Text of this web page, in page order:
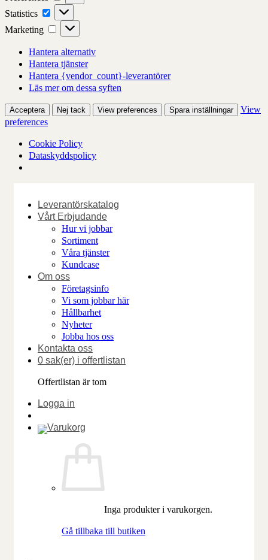
Statistics
Statistics
Marketing
Marketing
Hantera alternativ
Hantera tjänster
Hantera {vendor_count}-leverantörer
Läs mer om dessa syften
Acceptera Nej tack View preferences Spara inställningar
View
preferences
Cookie Policy
Dataskyddspolicy
Leverantörskatalog
Vårt Erbjudande
Hur vi jobbar
Sortiment
Våra tjänster
Kundcase
Om oss
Företagsinfo
Vi som jobbar här
Hållbarhet
Nyheter
Jobba hos oss
Kontakta oss
0 sak(er) i offertlistan
Offertlistan är tom
Logga in
Inga produkter i varukorgen.
Gå tillbaka till butiken